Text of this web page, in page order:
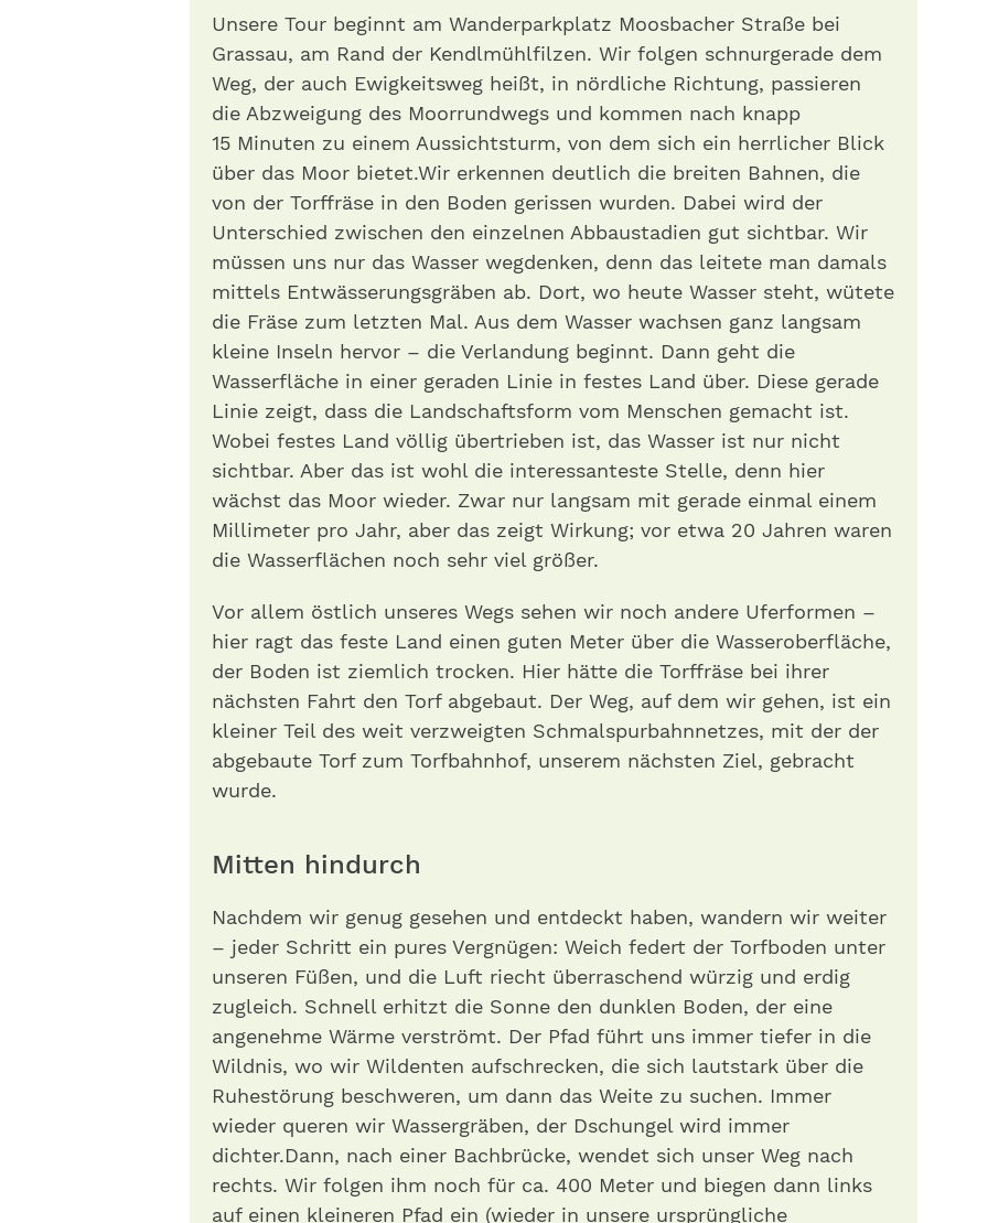
Unsere Tour beginnt am Wanderparkplatz Moosbacher Straße bei
Grassau, am Rand der Kendl­mühlfilzen. Wir folgen schnurgerade dem
Weg, der auch Ewigkeitsweg heißt, in nördliche Richtung, passieren
die Abzweigung des Moorrundwegs und kommen nach knapp
15 Minuten zu einem Aussichtsturm, von dem sich ein herrlicher Blick
über das Moor bietet.Wir erkennen deutlich die breiten Bahnen, die
von der Torffräse in den Boden gerissen wurden. Dabei wird der
Unterschied zwischen den einzelnen Abbaustadien gut sichtbar. Wir
müssen uns nur das Wasser wegdenken, denn das leitete man damals
mittels Entwässerungsgräben ab. Dort, wo heute Wasser steht, wütete
die Fräse zum letzten Mal. Aus dem Wasser wachsen ganz langsam
kleine Inseln hervor – die Verlandung beginnt. Dann geht die
Wasserfläche in einer geraden Linie in festes Land über. Diese gerade
Linie zeigt, dass die Landschaftsform vom Menschen gemacht ist.
Wobei festes Land völlig übertrieben ist, das Wasser ist nur nicht
sichtbar. Aber das ist wohl die interessanteste Stelle, denn hier
wächst das Moor wieder. Zwar nur langsam mit gerade einmal einem
Millimeter pro Jahr, aber das zeigt Wirkung; vor etwa 20 Jahren waren
die Wasserflächen noch sehr viel größer.
Vor allem östlich unseres Wegs sehen wir noch andere Uferformen –
hier ragt das feste Land einen guten Meter über die Wasseroberfläche,
der Boden ist ziemlich trocken. Hier hätte die Torffräse bei ihrer
nächsten Fahrt den Torf abgebaut. Der Weg, auf dem wir gehen, ist ein
kleiner Teil des weit verzweigten Schmalspurbahnnetzes, mit der der
abgebaute Torf zum Torfbahnhof, unserem nächsten Ziel, gebracht
wurde.
Mitten hindurch
Nachdem wir genug gesehen und entdeckt haben, wandern wir weiter
– jeder Schritt ein pures Vergnügen: Weich federt der Torfboden unter
unseren Füßen, und die Luft riecht überraschend würzig und erdig
zugleich. Schnell erhitzt die Sonne den dunklen Boden, der eine
angenehme Wärme verströmt. Der Pfad führt uns immer tiefer in die
Wildnis, wo wir Wildenten aufschrecken, die sich lautstark über die
Ruhestörung beschweren, um dann das Weite zu suchen. Immer
wieder queren wir Wassergräben, der Dschungel wird immer
dichter.Dann, nach einer Bachbrücke, wendet sich unser Weg nach
rechts. Wir folgen ihm noch für ca. 400 Meter und biegen dann links
auf einen kleineren Pfad ein (wieder in unsere ursprüngliche